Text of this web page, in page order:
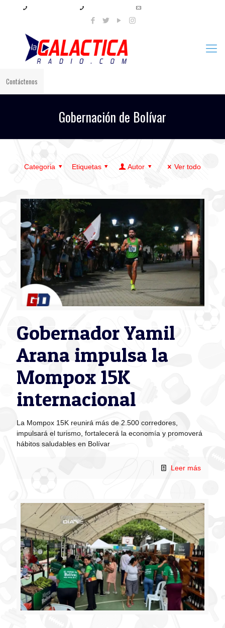
Contáctenos
Gobernación de Bolívar
Categoria Etiquetas Autor Ver todo
Gobernador Yamil
Arana impulsa la
Mompox 15K
internacional
La Mompox 15K reunirá más de 2.500 corredores,
impulsará el turismo, fortalecerá la economía y promoverá
hábitos saludables en Bolívar
Leer más